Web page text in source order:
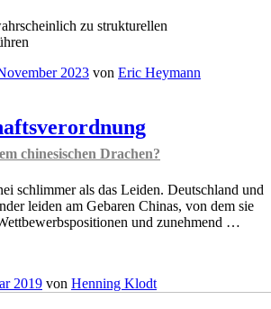
zu strukturellen
2023 von Eric Heymann
chinesischen Drachen?
schlimmer als das Leiden. Deutschland und
leiden am Gebaren Chinas, von dem sie
und zunehmend …
2019 von Henning Klodt